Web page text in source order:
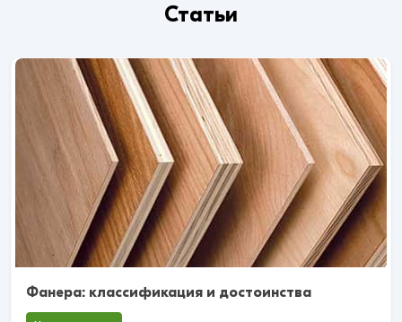
Статьи
Фанера: классификация и достоинства